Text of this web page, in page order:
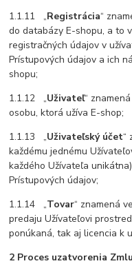
1.1.11 „Registrácia“
do databázy E-shopu, a to
registračných údajov v
Prístupových údajov a ich
shopu;
1.1.12 „Uživateľ“
osobu, ktorá užíva E-shop;
1.1.13 „Uživateľský účet“
každému jednému
každého Užívateľa
Prístupových údajov;
1.1.14 „Tovar“ znamená
predaju Užívateľovi
ponúkaná, tak aj licencia k
2 Proces uzatvorenia